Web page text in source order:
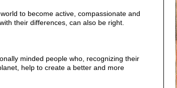
to become active, compassionate and
their differences, can also be right.
minded people who, recognizing their
help to create a better and more